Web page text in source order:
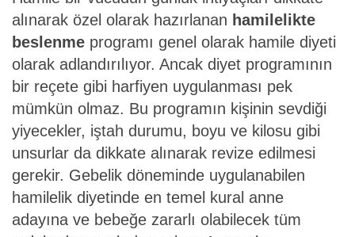
alınarak özel olarak hazırlanan hamilelikte
beslenme programı genel olarak hamile diyeti
olarak adlandırılıyor. Ancak diyet programının
bir reçete gibi harfiyen uygulanması pek
mümkün olmaz. Bu programın kişinin sevdiği
yiyecekler, iştah durumu, boyu ve kilosu gibi
unsurlar da dikkate alınarak revize edilmesi
gerekir. Gebelik döneminde uygulanabilen
hamilelik diyetinde en temel kural anne
adayına ve bebeğe zararlı olabilecek tüm